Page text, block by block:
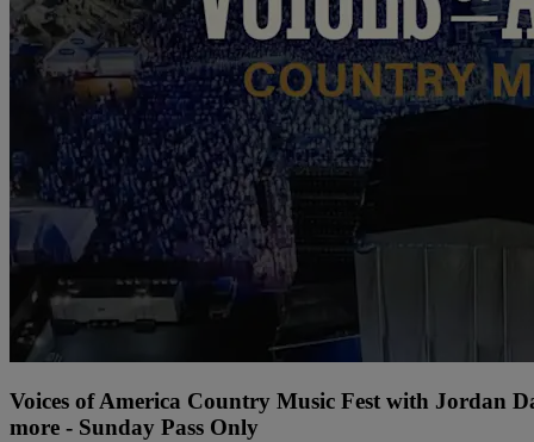
Voices of America Country Music Fest with Jordan
more - Sunday Pass Only